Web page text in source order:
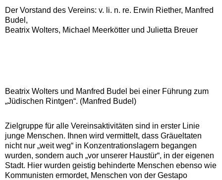
Der Vorstand des Vereins: v. li. n. re. Erwin Riether, Manfred
Budel,
Beatrix Wolters, Michael Meerkötter und Julietta Breuer
Beatrix Wolters und Manfred Budel bei einer Führung zum
„Jüdischen Rintgen“. (Manfred Budel)
Zielgruppe für alle Vereinsaktivitäten sind in erster Linie
junge Menschen. Ihnen wird vermittelt, dass Gräueltaten
nicht nur „weit weg“ in Konzentrationslagern begangen
wurden, sondern auch „vor unserer Haustür“, in der eigenen
Stadt. Hier wurden geistig behinderte Menschen ebenso wie
Kommunisten ermordet, Menschen von der Gestapo